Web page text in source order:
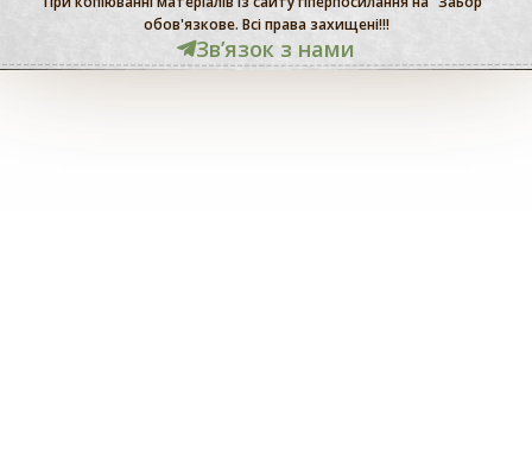
обов'язкове. Всі права захищені!!!
Звʼязок з нами